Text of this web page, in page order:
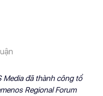
đã thành công tổ
Regional Forum